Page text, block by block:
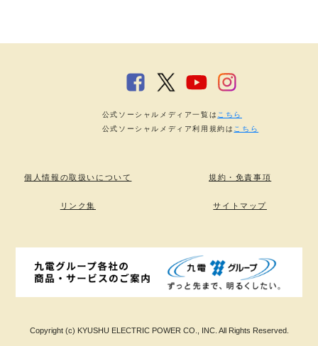
個人情報の取扱いについて 規約・免責事項
リンク集 サイトマップ
Copyright (c) KYUSHU ELECTRIC POWER CO., INC. All Rights Reserved.
公式ソーシャルメディア一覧は こちら
公式ソーシャルメディア利用規約は こちら